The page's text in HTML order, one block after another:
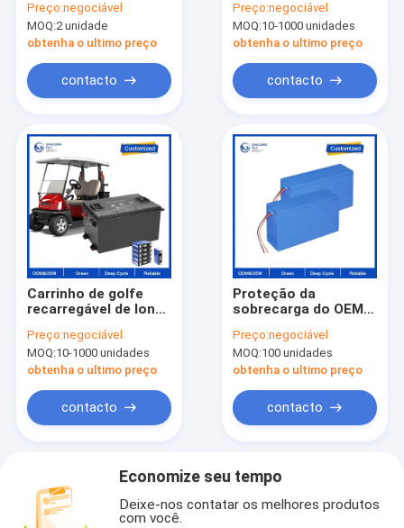
de Golf Bateria
elétrica de íons de
lítio Bateria de alta
105ah
Preço:negociável
MOQ:2 unidade
obtenha o ultimo preço
contacto
Forklift 48V 60V 72V
100AH 200AH do lítio
do ODM do OEM da
LiFePO4
Preço:negociável
MOQ:10-1000 unidades
obtenha o ultimo preço
contacto
Carrinho de golfe
recarregável de Ion
EV/RV do lítio do
ODM 51.2V 60AH
105AH 150AH 200AH
lítio LiFePo4
Preço:negociável
MOQ:10-1000 unidades
obtenha o ultimo preço
contacto
Proteção da
sobrecarga do OEM
Pack do lítio Lifepo4
Preço:negociável
MOQ:100 unidades
obtenha o ultimo preço
contacto
Economize seu tempo
Deixe-nos contatar os melhores produtos
com você.